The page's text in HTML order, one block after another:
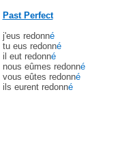
Past Perfect
j'eus redonné
tu eus redonné
il eut redonné
nous eûmes redonné
vous eûtes redonné
ils eurent redonné